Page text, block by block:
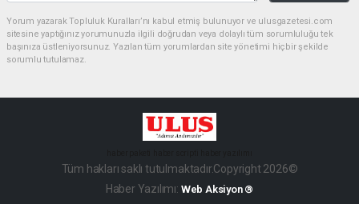
Yorum yazarak Topluluk Kuralları’nı kabul etmiş bulunuyor ve ulusgazetesi.com
sitesine yaptığınız yorumunuzla ilgili doğrudan veya dolaylı tüm sorumluluğu tek
başınıza üstleniyorsunuz. Yazılan tüm yorumlardan site yönetimi hiçbir şekilde
sorumlu tutulamaz.
Tüm hakları saklı tutulmaktadır.Copyright 2026©
Haber Yazılımı: Web Aksiyon ®